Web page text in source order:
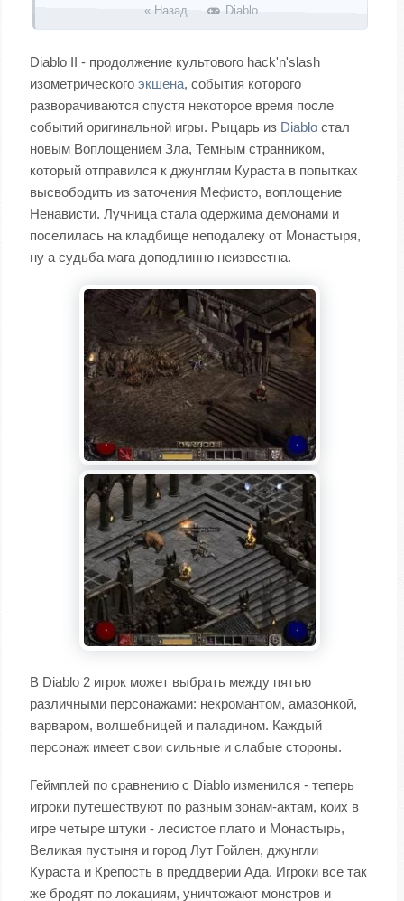
« Назад Diablo
Diablo II - продолжение культового hack'n'slash
изометрического экшена, события которого
разворачиваются спустя некоторое время после
событий оригинальной игры. Рыцарь из Diablo стал
новым Воплощением Зла, Темным странником,
который отправился к джунглям Кураста в попытках
высвободить из заточения Мефисто, воплощение
Ненависти. Лучница стала одержима демонами и
поселилась на кладбище неподалеку от Монастыря,
ну а судьба мага доподлинно неизвестна.
В Diablo 2 игрок может выбрать между пятью
различными персонажами: некромантом, амазонкой,
варваром, волшебницей и паладином. Каждый
персонаж имеет свои сильные и слабые стороны.
Геймплей по сравнению с Diablo изменился - теперь
игроки путешествуют по разным зонам-актам, коих в
игре четыре штуки - лесистое плато и Монастырь,
Великая пустыня и город Лут Гойлен, джунгли
Кураста и Крепость в преддверии Ада. Игроки все так
же бродят по локациям, уничтожают монстров и